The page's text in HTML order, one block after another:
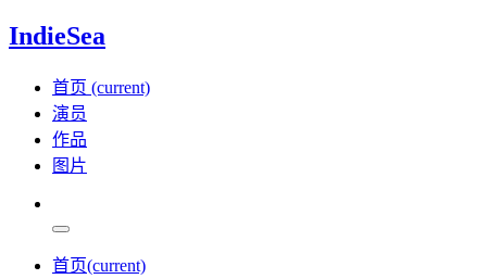
IndieSea
首页 (current)
演员
作品
图片
首页(current)